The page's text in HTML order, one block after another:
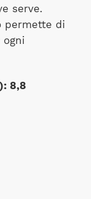
serve.
permette di
ogni
8,8